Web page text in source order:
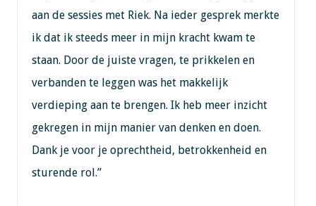
aan de sessies met Riek. Na ieder gesprek merkte
ik dat ik steeds meer in mijn kracht kwam te
staan. Door de juiste vragen, te prikkelen en
verbanden te leggen was het makkelijk
verdieping aan te brengen. Ik heb meer inzicht
gekregen in mijn manier van denken en doen.
Dank je voor je oprechtheid, betrokkenheid en
sturende rol.”